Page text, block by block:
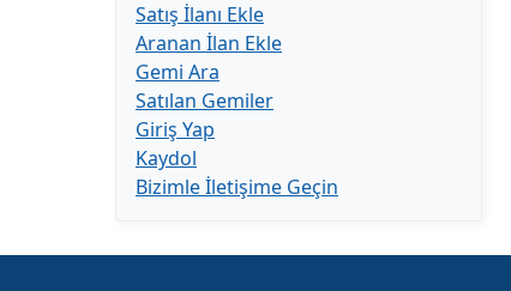
Satış İlanı Ekle
Aranan İlan Ekle
Gemi Ara
Satılan Gemiler
Giriş Yap
Kaydol
Bizimle İletişime Geçin